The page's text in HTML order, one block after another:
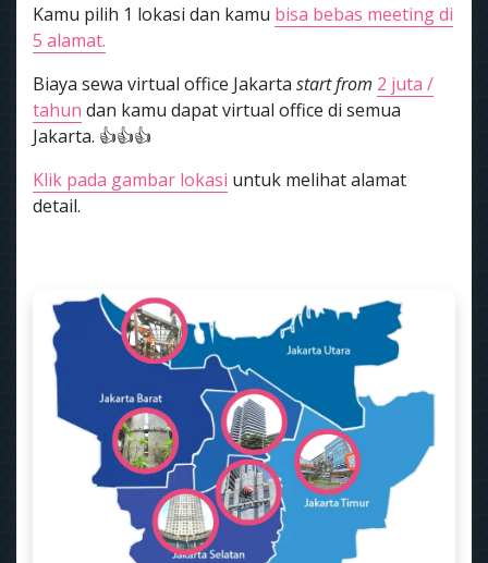
Kamu pilih 1 lokasi dan kamu bisa bebas meeting di
5 alamat.
Biaya sewa virtual office Jakarta start from 2 juta /
tahun dan kamu dapat virtual office di semua
Jakarta. 👍👍👍
Klik pada gambar lokasi untuk melihat alamat
detail.